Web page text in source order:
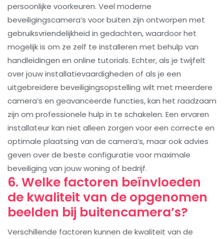
persoonlijke voorkeuren. Veel moderne
beveiligingscamera’s voor buiten zijn ontworpen met
gebruiksvriendelijkheid in gedachten, waardoor het
mogelijk is om ze zelf te installeren met behulp van
handleidingen en online tutorials. Echter, als je twijfelt
over jouw installatievaardigheden of als je een
uitgebreidere beveiligingsopstelling wilt met meerdere
camera’s en geavanceerde functies, kan het raadzaam
zijn om professionele hulp in te schakelen. Een ervaren
installateur kan niet alleen zorgen voor een correcte en
optimale plaatsing van de camera’s, maar ook advies
geven over de beste configuratie voor maximale
beveiliging van jouw woning of bedrijf.
6. Welke factoren beïnvloeden
de kwaliteit van de opgenomen
beelden bij buitencamera’s?
Verschillende factoren kunnen de kwaliteit van de